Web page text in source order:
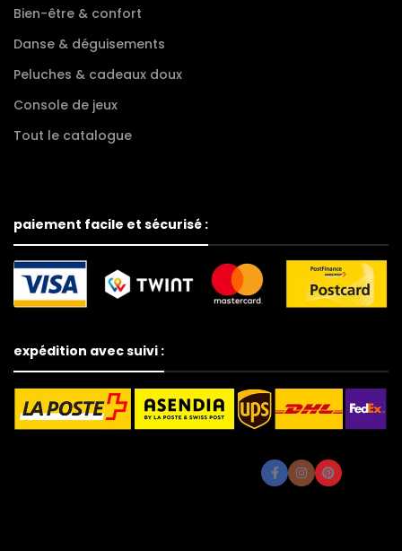
Bien-être & confort
Danse & déguisements
Peluches & cadeaux doux
Console de jeux
Tout le catalogue
paiement facile et sécurisé :
expédition avec suivi :